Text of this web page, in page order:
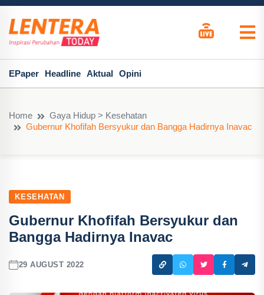
EPaper Headline Aktual Opini
Home
Gaya Hidup > Kesehatan
Gubernur Khofifah Bersyukur dan Bangga Hadirnya Inavac
KESEHATAN
Gubernur Khofifah Bersyukur dan
Bangga Hadirnya Inavac
29 AUGUST 2022